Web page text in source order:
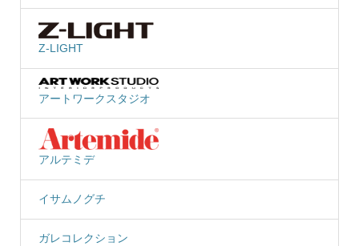
Z-LIGHT
アートワークスタジオ
アルテミデ
イサムノグチ
ガレコレクション